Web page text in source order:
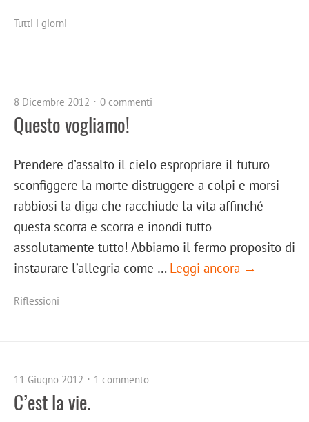
Tutti i giorni
8 Dicembre 2012 0 commenti
Questo vogliamo!
Prendere d’assalto il cielo espropriare il futuro
sconfiggere la morte distruggere a colpi e morsi
rabbiosi la diga che racchiude la vita affinché
questa scorra e scorra e inondi tutto
assolutamente tutto! Abbiamo il fermo proposito di
instaurare l’allegria come … Leggi ancora →
Riflessioni
11 Giugno 2012 1 commento
C’est la vie.